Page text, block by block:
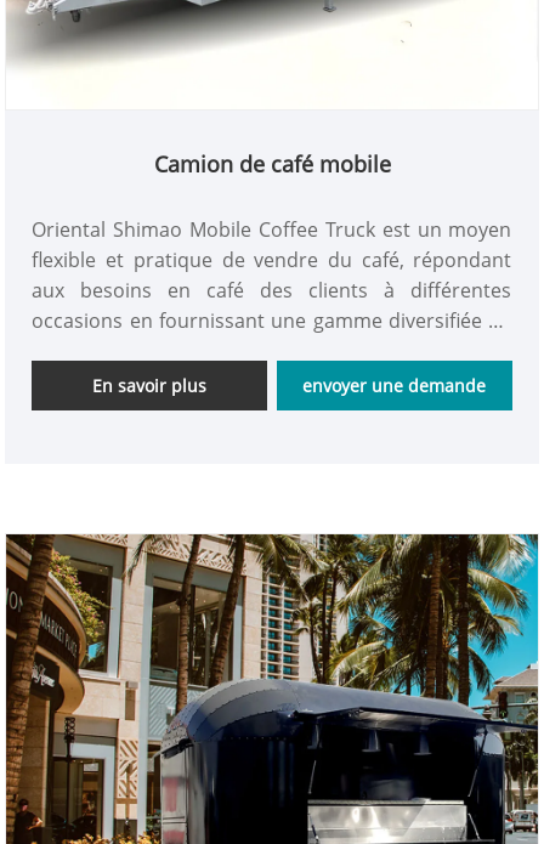
Camion de café mobile
Oriental Shimao Mobile Coffee Truck est un moyen
flexible et pratique de vendre du café, répondant
aux besoins en café des clients à différentes
occasions en fournissant une gamme diversifiée de
et personnalisés et un support d'équipement
professionnel. Bienvenue pour vous renseigner et
En savoir plus envoyer une demande